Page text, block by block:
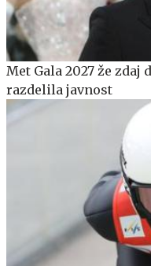
Met Gala 2027 že
razdelila javnost